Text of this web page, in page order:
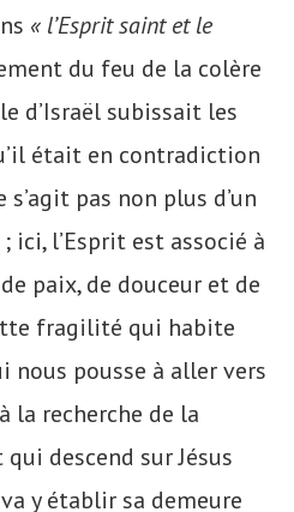
« l’Esprit saint et le
du feu de la colère
d’Israël subissait les
était en contradiction
pas non plus d’un
ici, l’Esprit est associé à
paix, de douceur et de
fragilité qui habite
nous pousse à aller vers
la recherche de la
descend sur Jésus
y établir sa demeure